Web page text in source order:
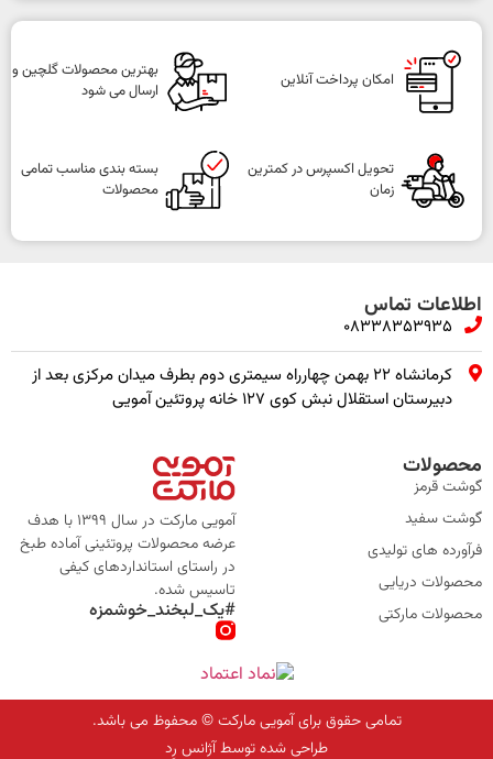
امکان پرداخت آنلاین
بهترین محصولات گلچین و
ارسال می شود
تحویل اکسپرس در کمترین
زمان
بسته بندی مناسب تمامی
محصولات
اطلاعات تماس
08338353935
کرمانشاه ۲۲ بهمن چهارراه سیمتری دوم بطرف میدان مرکزی بعد از
دبیرستان استقلال نبش کوی ۱۲۷ خانه پروتئین آمویی
محصولات
گوشت قرمز
گوشت سفید
فرآورده های تولیدی
محصولات دریایی
محصولات مارکتی
آمویی مارکت در سال 1399 با هدف
عرضه محصولات پروتئینی آماده طبخ
در راستای استانداردهای کیفی
تاسیس شده.
#یک_لبخند_خوشمزه
تمامی حقوق برای آمویی مارکت © محفوظ می باشد.
طراحی شده توسط آژانس رِد